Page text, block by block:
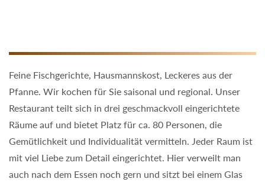
Feine Fischgerichte, Hausmannskost, Leckeres aus der
Pfanne. Wir kochen für Sie saisonal und regional. Unser
Restaurant teilt sich in drei geschmackvoll eingerichtete
Räume auf und bietet Platz für ca. 80 Personen, die
Gemütlichkeit und Individualität vermitteln. Jeder Raum ist
mit viel Liebe zum Detail eingerichtet. Hier verweilt man
auch nach dem Essen noch gern und sitzt bei einem Glas